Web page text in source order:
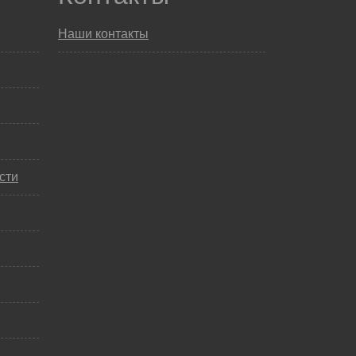
Наши контакты